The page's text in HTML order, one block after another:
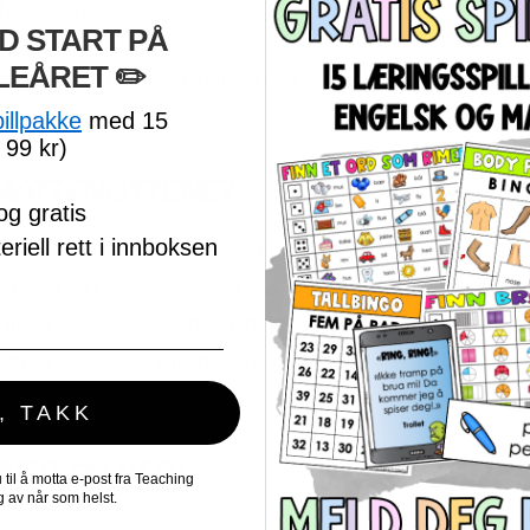
algebraisk tenking,
elevene god trening i muntlig resonnering
For en del elever vil det være lettere
de finner underveis. Blanke brett
brukes om igjen flere ganger.
DU HER:
START PÅ
​ ✏️
med 15
kr)
gratis
rett i innboksen
TAKK
å motta e-post fra Teaching
av når som helst.